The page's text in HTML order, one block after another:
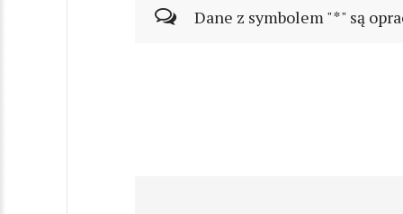
Dane z symbolem "*" są